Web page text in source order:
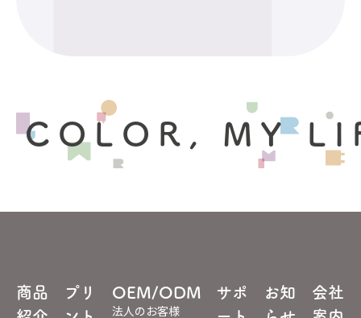
COLOR, MY
商品
プリ
OEM/ODM
法人のお客様
サポ
お知
会社